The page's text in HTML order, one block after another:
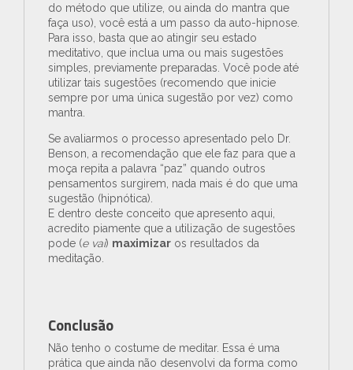
do método que utilize, ou ainda do mantra que
faça uso), você está a um passo da auto-hipnose.
Para isso, basta que ao atingir seu estado
meditativo, que inclua uma ou mais sugestões
simples, previamente preparadas. Você pode até
utilizar tais sugestões (recomendo que inicie
sempre por uma única sugestão por vez) como
mantra.
Se avaliarmos o processo apresentado pelo Dr.
Benson, a recomendação que ele faz para que a
moça repita a palavra “paz” quando outros
pensamentos surgirem, nada mais é do que uma
sugestão (hipnótica).
E dentro deste conceito que apresento aqui,
acredito piamente que a utilização de sugestões
pode (e vai) maximizaros resultados da
meditação.
Conclusão
Não tenho o costume de meditar. Essa é uma
prática que ainda não desenvolvi da forma como